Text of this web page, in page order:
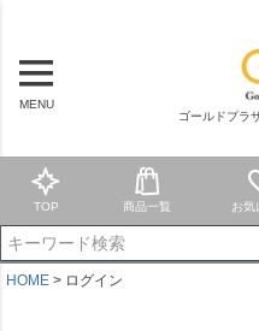
MENU
ゴールドプラ
TOP 商品一覧 お気
HOME ログイン